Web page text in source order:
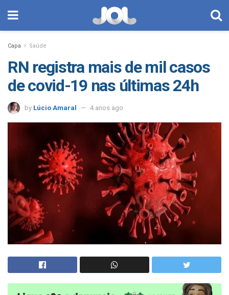
Capa Saúde
RN registra mais de mil casos
de covid-19 nas últimas 24h
by Lúcio Amaral 4 anos ago